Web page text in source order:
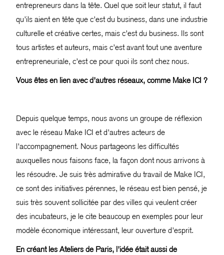
entrepreneurs dans la tête. Quel que soit leur statut, il faut
qu’ils aient en tête que c’est du business, dans une industrie
culturelle et créative certes, mais c’est du business. Ils sont
tous artistes et auteurs, mais c’est avant tout une aventure
entrepreneuriale, c’est ce pour quoi ils sont chez nous.
Vous êtes en lien avec d’autres réseaux, comme Make ICI ?
Depuis quelque temps, nous avons un groupe de réflexion
avec le réseau Make ICI et d’autres acteurs de
l’accompagnement. Nous partageons les difficultés
auxquelles nous faisons face, la façon dont nous arrivons à
les résoudre. Je suis très admirative du travail de Make ICI,
ce sont des initiatives pérennes, le réseau est bien pensé, je
suis très souvent sollicitée par des villes qui veulent créer
des incubateurs, je le cite beaucoup en exemples pour leur
modèle économique intéressant, leur ouverture d’esprit.
En créant les Ateliers de Paris, l’idée était aussi de